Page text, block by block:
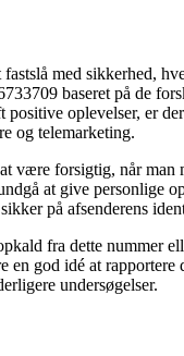
med sikkerhed,
baseret på de
positive oplevelser, er
og telemarketing.
være forsigtig, når man
at give personlige
på afsenderens
fra dette nummer
en god idé at rapportere
undersøgelser.